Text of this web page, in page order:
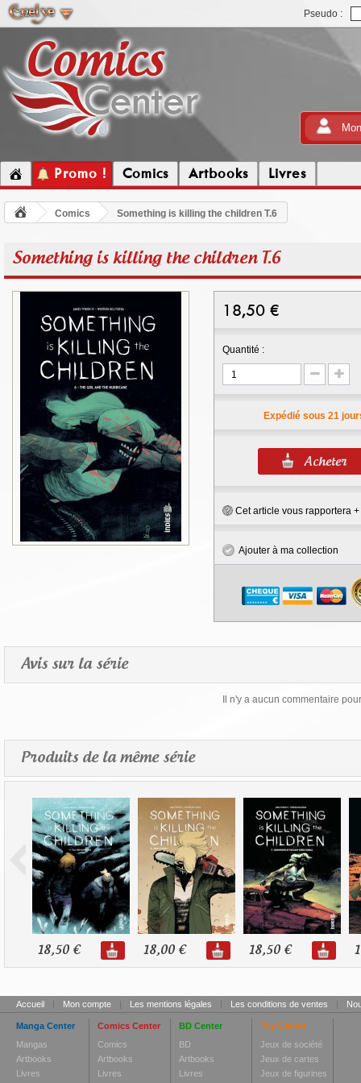
Pseudo :
Promo ! Comics Artbooks Livres
Comics Something is killing the children T.6
Something is killing the children T.6
18,50 €
Quantité :
Expédié sous 21
Cet article vous rapportera +
Ajouter à ma collection
Avis sur la série
Il n'y a aucun commentaire
Produits de la même série
18,50 € 18,00 € 18,50 €
Accueil | Mon compte | Les mentions légales | Les conditions de ventes |
Manga Center
Mangas
Artbooks
Livres
Comics Center
Comics
Artbooks
Livres
BD Center
BD
Artbooks
Livres
Toy Center
Jeux de société
Jeux de cartes
Jeux de figurines